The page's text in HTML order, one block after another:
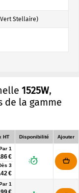
Vert Stellaire)
1525W,
de la gamme
HT Disponibilité Ajouter
1
€
3
€
1